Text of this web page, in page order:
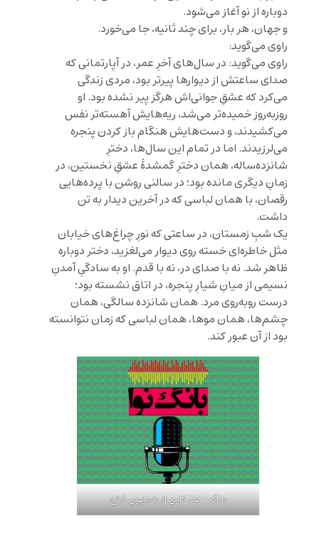
دوباره از نو آغاز می‌شود.
و جهان، هر بار، برای چند ثانیه، جا می‌خورد.
راوی می‌گوید:
راوی می‌گوید: در سال‌های آخرِ عمر، در آپارتمانی که
صدای ساعتش از دیوارها پیرتر بود، مردی زندگی
می‌کرد که عشقِ جوانی‌اش هرگز پیر نشده بود. او
روزبه‌روز خمیده‌تر می‌شد، ریه‌هایش آهسته‌تر نفس
می‌کشیدند، و دست‌هایش هنگام باز کردن پنجره
می‌لرزیدند. اما در تمام این سال‌ها، دخترِ
شانزده‌ساله، همان دخترِ گمشدهٔ عشقِ نخستین، در
زمانِ دیگری مانده بود؛ در سالنی روشن با پرده‌هایی
رقصان، با همان لباسی که در آخرین دیدار به تن
داشت.
یک شبِ زمستان، در ساعتی که نورِ چراغ‌های خیابان
مثل خاطره‌ای خسته روی دیوار می‌لغزید، دختر دوباره
ظاهر شد. نه با صدای در، نه با قدم. او به سادگیِ آمدنِ
نسیمی از میانِ شیارِ پنجره، در اتاق نشسته بود؛
درست روبه‌روی مرد. همان شانزده سالگی، همان
چشم‌ها، همان موها، همان لباسی که زمان نتوانسته
بود از آن عبور کند.
بانگ – نوا، کاری از همایون فاتح